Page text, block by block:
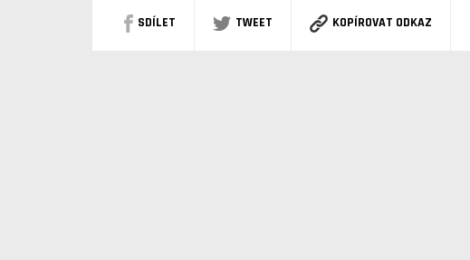
SDÍLET TWEET KOPÍROVAT ODKAZ